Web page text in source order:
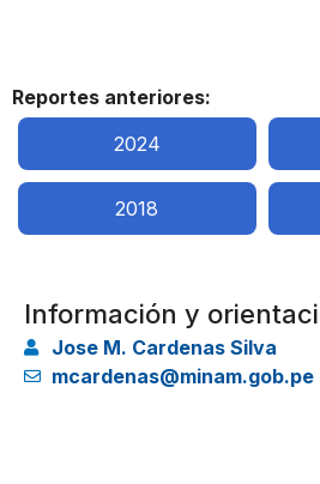
Reportes anteriores:
2024
2018
Información y
Jose M. Cardenas Silva
mcardenas@minam.gob.pe